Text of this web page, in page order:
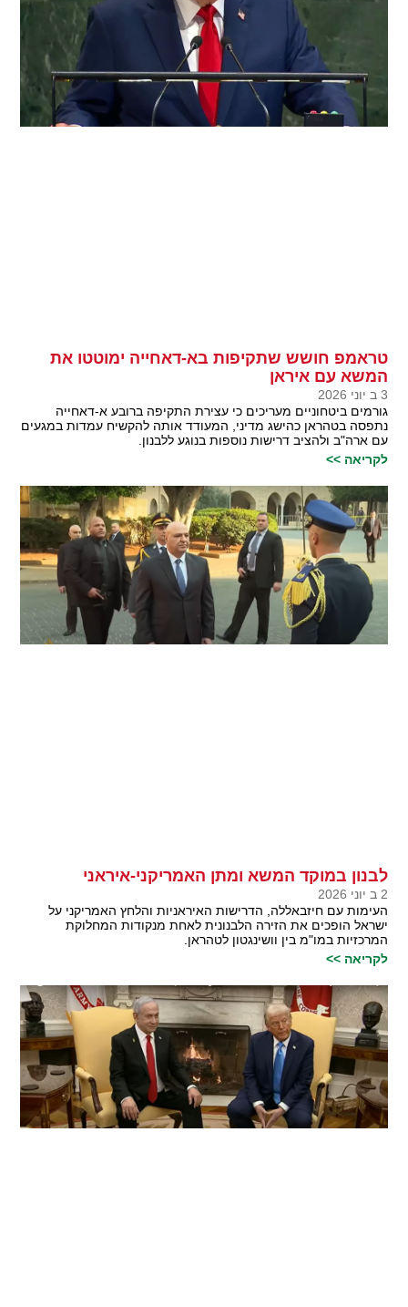
טראמפ חושש שתקיפות בא-דאחייה ימוטטו את
המשא עם איראן
3 ב יוני 2026
גורמים ביטחוניים מעריכים כי עצירת התקיפה ברובע א-דאחייה
נתפסה בטהראן כהישג מדיני, המעודד אותה להקשיח עמדות במגעים
עם ארה"ב ולהציב דרישות נוספות בנוגע ללבנון.
לקריאה >>
לבנון במוקד המשא ומתן האמריקני-איראני
2 ב יוני 2026
העימות עם חיזבאללה, הדרישות האיראניות והלחץ האמריקני על
ישראל הופכים את הזירה הלבנונית לאחת מנקודות המחלוקת
המרכזיות במו"מ בין וושינגטון לטהראן.
לקריאה >>